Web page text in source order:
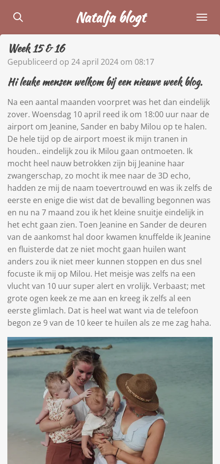
direct
naar
de
hoofdinhoud
Natalja blogt
Week 15 & 16
Gepubliceerd op 24 april 2024 om 08:17
Hi leuke mensen welkom bij een nieuwe week blog.
Na een aantal maanden voorpret was het dan eindelijk
zover. Woensdag 10 april reed ik om 18:00 uur naar de
airport om Jeanine, Sander en baby Milou op te halen.
De hele tijd op de airport moest ik mijn tranen in
houden.. eindelijk zou ik Milou gaan ontmoeten. Ik
mocht heel nauw betrokken zijn bij Jeanine haar
zwangerschap, zo mocht ik mee naar de 3D echo,
hadden ze mij de naam toevertrouwd en was ik zelfs de
eerste en enige die wist dat de bevalling begonnen was
en nu na 7 maand zou ik het kleine snuitje eindelijk in
het echt gaan zien. Toen Jeanine en Sander de deuren
van de aankomst hal door kwamen knuffelde ik Jeanine
en fluisterde dat ze niet mocht gaan huilen want
anders zou ik niet meer kunnen stoppen en dus snel
focuste ik mij op Milou. Het meisje was zelfs na een
vlucht van 10 uur super alert en vrolijk. Verbaast; met
grote ogen keek ze me aan en kreeg ik zelfs al een
eerste glimlach. Dat is heel wat want via de telefoon
begon ze 9 van de 10 keer te huilen als ze me zag haha.